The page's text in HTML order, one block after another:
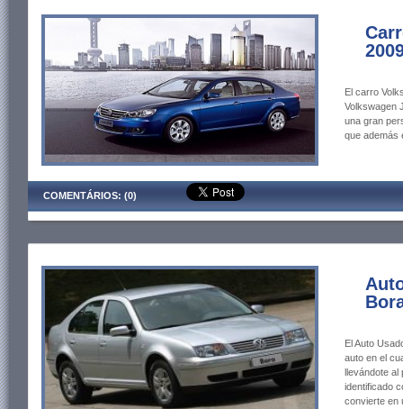
El carro
Volkswagen
una gran
que además
COMENTÁRIOS: (0)
El Auto
auto en el
llevándote al
identificado
convierte en